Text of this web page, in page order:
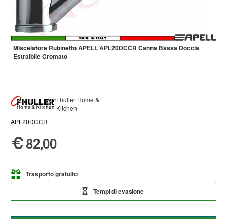
Miscelatore Rubinetto APELL APL20DCCR Canna Bassa Doccia
Estraibile Cromato
Fhuller Home &
Kitchen
APL20DCCR
82,00
Trasporto gratuito
Tempi di evasione